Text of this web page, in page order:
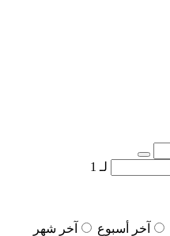
لـ 1
آخر أسبوع
آخر شهر